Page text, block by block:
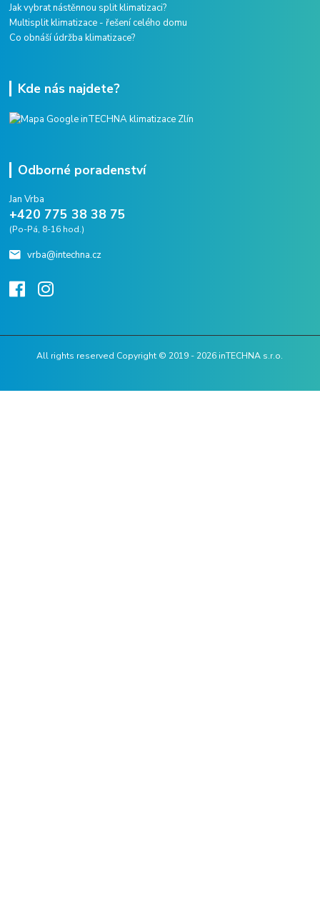
Jak vybrat nástěnnou split klimatizaci?
Multisplit klimatizace - řešení celého domu
Co obnáší údržba klimatizace?
Kde nás najdete?
Odborné poradenství
Jan Vrba
+420 775 38 38 75
(Po-Pá, 8-16 hod.)
vrba@intechna.cz
All rights reserved Copyright © 2019 - 2026 inTECHNA s.r.o.